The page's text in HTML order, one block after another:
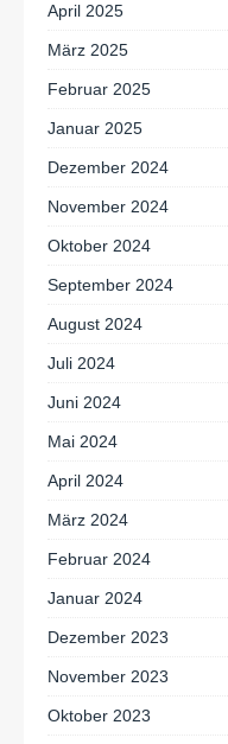
April 2025
März 2025
Februar 2025
Januar 2025
Dezember 2024
November 2024
Oktober 2024
September 2024
August 2024
Juli 2024
Juni 2024
Mai 2024
April 2024
März 2024
Februar 2024
Januar 2024
Dezember 2023
November 2023
Oktober 2023